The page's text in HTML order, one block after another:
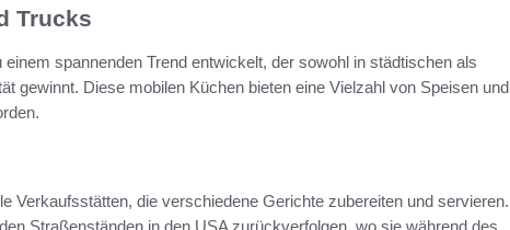
Trucks
spannenden Trend entwickelt, der sowohl in städtischen als
gewinnt. Diese mobilen Küchen bieten eine Vielzahl von Speisen und
Verkaufsstätten, die verschiedene Gerichte zubereiten und servieren.